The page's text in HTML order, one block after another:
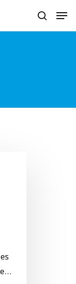
search
Close